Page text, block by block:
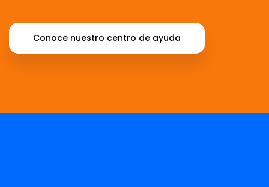
Conoce nuestro centro de ayuda